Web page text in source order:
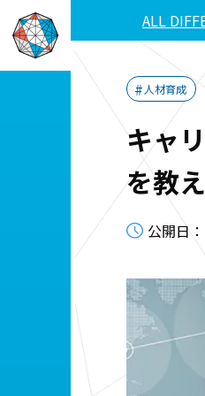
ALL
人材育成
キャ
を教
公開日